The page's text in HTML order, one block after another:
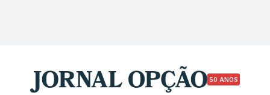
50 ANOS